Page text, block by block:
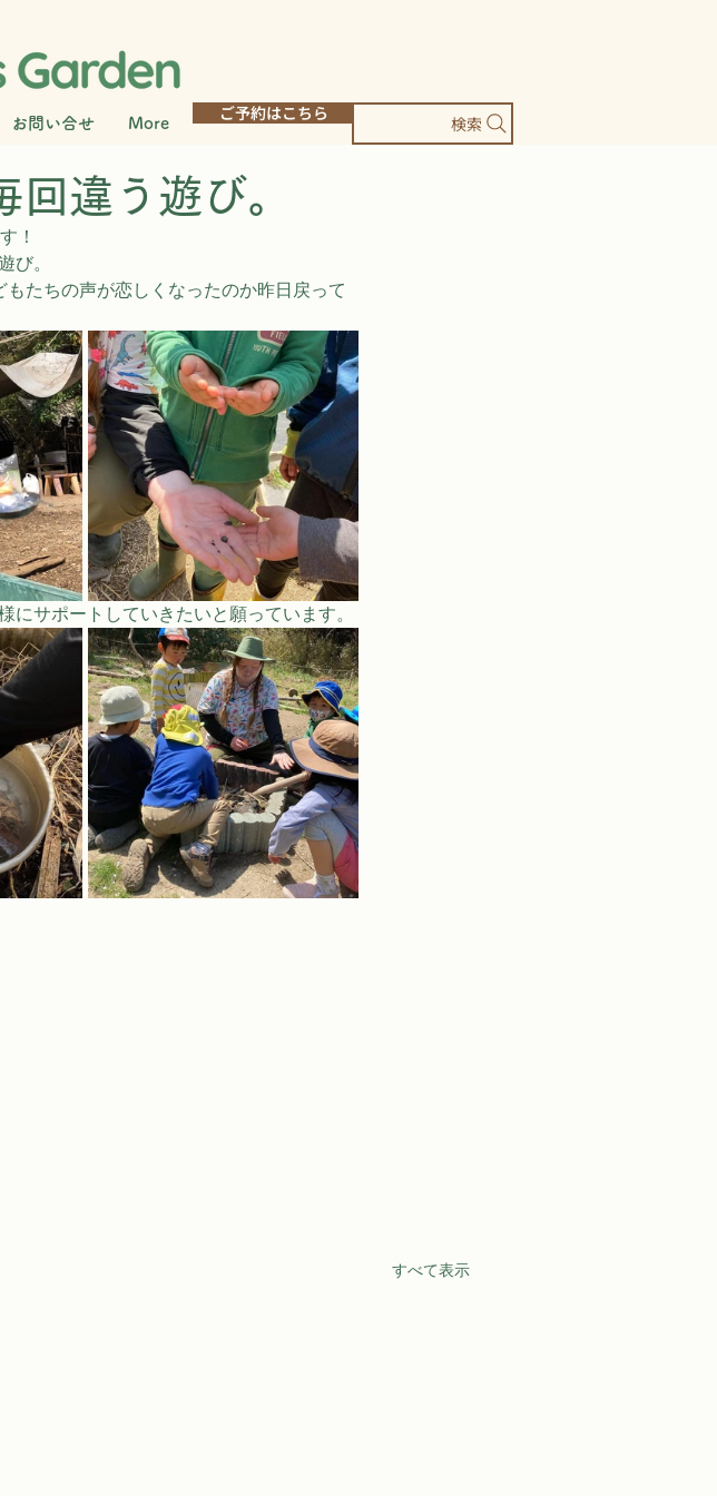
お問い合せ More ご予約はこちら 検索
違う遊び。
す！
び。
たちの声が恋しくなったのか昨日戻って
サポートしていきたいと願っています。
すべて表示